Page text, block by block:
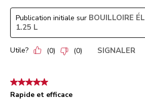
Publication initiale sur BOUILLOIRE
1.25 L
Utile? (0) (0) SIGNALER
5 étoile(s) sur 5.
Rapide et efficace